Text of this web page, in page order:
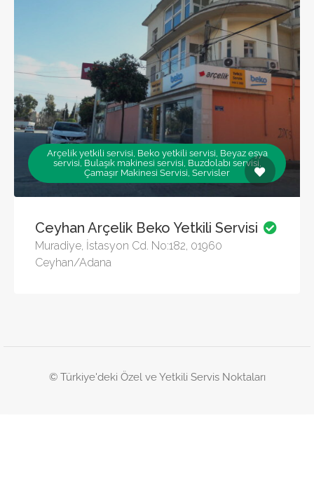
Arçelik yetkili servisi, Beko yetkili servisi, Beyaz eşya
servisi, Bulaşık makinesi servisi, Buzdolabı servisi,
Çamaşır Makinesi Servisi, Servisler
Ceyhan Arçelik Beko Yetkili Servisi
Muradiye, İstasyon Cd. No:182, 01960
Ceyhan/Adana
© Türkiye'deki Özel ve Yetkili Servis Noktaları